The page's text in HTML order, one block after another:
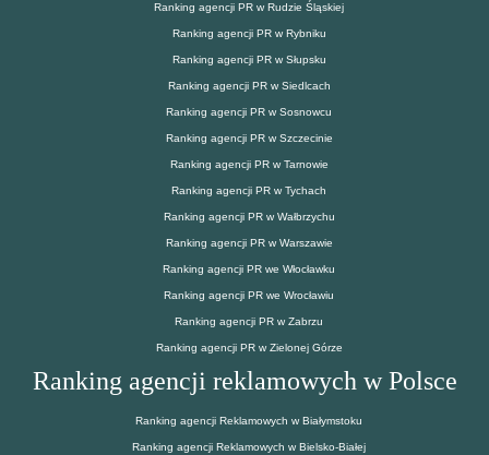
Ranking agencji PR w Rudzie Śląskiej
Ranking agencji PR w Rybniku
Ranking agencji PR w Słupsku
Ranking agencji PR w Siedlcach
Ranking agencji PR w Sosnowcu
Ranking agencji PR w Szczecinie
Ranking agencji PR w Tarnowie
Ranking agencji PR w Tychach
Ranking agencji PR w Wałbrzychu
Ranking agencji PR w Warszawie
Ranking agencji PR we Włocławku
Ranking agencji PR we Wrocławiu
Ranking agencji PR w Zabrzu
Ranking agencji PR w Zielonej Górze
Ranking agencji reklamowych w Polsce
Ranking agencji Reklamowych w Białymstoku
Ranking agencji Reklamowych w Bielsko-Białej